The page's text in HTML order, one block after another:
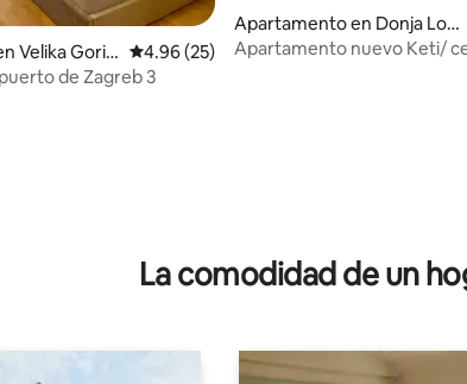
Velika Goric
Calificación promedio: 4.96 de 5, 25
4.96 (25)
de Zagreb 3
Apartamento en Donja Lom
nica
Apartamento nuevo Keti/
La comodidad de un